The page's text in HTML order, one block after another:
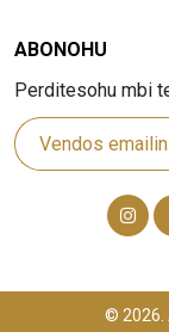
ABONOHU
Perditesohu mbi
© 2026.